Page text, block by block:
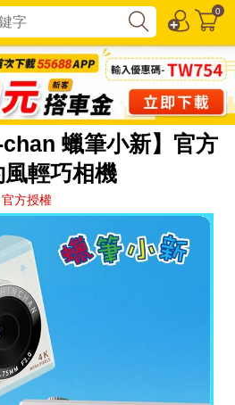
0
蠟筆小新】官方
輕巧相機
方授權